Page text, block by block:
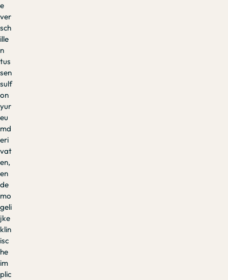
e
ver
sch
ille
n
tus
sen
sulf
on
yur
eu
md
eri
vat
en,
en
de
mo
geli
jke
klin
isc
he
im
plic